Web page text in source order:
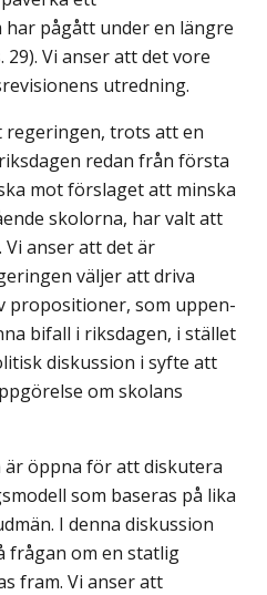
pågått under en längre
29). Vi anser att det vore
utredning.
regeringen, trots att en
redan från första
mot förslaget att minska
skolorna, har valt att
Vi anser att det är
väljer att driva
propositioner, som uppen­
bifall i riksdagen, i stället
diskussion i syfte att
om skolans
är öppna för att diskutera
som baseras på lika
I denna diskussion
frågan om en statlig
fram. Vi anser att